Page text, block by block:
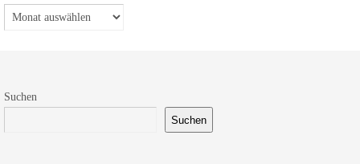
Beitragsarchiv
Suchen
Suchen